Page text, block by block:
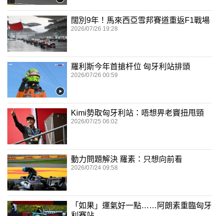
闊別9年！馬來西亞雪邦賽道重返F1戰場
2026/07/26 19:28
羅利斯今年首搶杆位 匈牙利站排頭
2026/07/26 00:59
Kimi勢取匈牙利站：唔想畀老竇扭甩頸
2026/07/25 06:02
動力問題解決 羅素：只想向前看
2026/07/24 09:58
「如果」運氣好一點……阿朗素重臨匈牙